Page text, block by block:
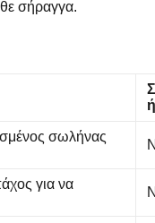
σήραγγα.
σωλήνας
για να